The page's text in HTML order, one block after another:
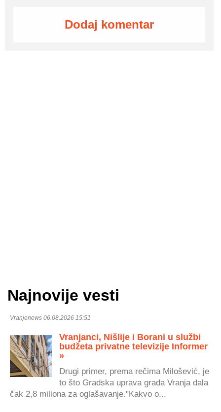
Dodaj komentar
Najnovije vesti
Vranjenews 06.08.2026 15:51
Vranjanci, Nišlije i Borani u službi
budžeta privatne televizije Informer
»
Drugi primer, prema rečima Milošević, je
to što Gradska uprava grada Vranja dala
čak 2,8 miliona za oglašavanje."Kakvo o...